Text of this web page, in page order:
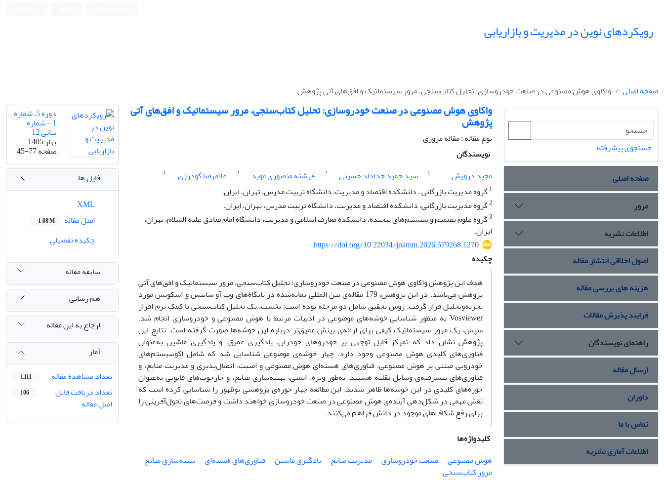
رویکردهای نوین در مدیریت و بازاریابی
صفحه اصلی واکاوی هوش مصنوعی در صنعت خودروسازی: تحلیل کتاب‌سنجی، مرور سیستماتیک و افق‌های آتی پژوهش
واکاوی هوش مصنوعی در صنعت خودروسازی: تحلیل کتاب‌سنجی، مرور سیستماتیک و افق‌های آتی
پژوهش
نوع مقاله : مقاله مروری
نویسندگان
مجید درویش
1 سید حمید خداداد حسینی 2 فرشته منصوری موید 2 غلامرضا گودرزی
3
1گروه مدیریت بازرگانی ، دانشکده اقتصاد و مدیریت، دانشگاه تربیت مدرس، تهران، ایران.
2گروه مدیریت بازرگانی، دانشکده اقتصاد و مدیریت، دانشگاه تربیت مدرس، تهران، ایران.
3گروه علوم تصمیم و سیستم‌های پیچیده، دانشکده معارف اسلامی و مدیریت، دانشگاه امام صادق علیه السلام، تهران،
ایران.
https://doi.org/10.22034/jnamm.2026.579268.1270
چکیده
هدف این پژوهش واکاوی هوش مصنوعی در صنعت خودروسازی: تحلیل کتاب‌سنجی، مرور سیستماتیک و افق‌های آتی
پژوهش می‌باشد. در این پژوهش، 179 مقاله‌ی بین المللی نمایه‌شده در پایگاه‌های وب آو ساینس و اسکوپس مورد
تجزیه‌وتحلیل قرار گرفت. روش تحقیق شامل دو مرحله بوده است: نخست، یک تحلیل کتاب‌سنجی با کمک نرم افزار
Vosviewer به منظور شناسایی خوشه‌های موضوعی در ادبیات مرتبط با هوش مصنوعی و خودروسازی انجام شد.
سپس، یک مرور سیستماتیک کیفی برای ارائه‌ی بینش عمیق‌تر درباره این خوشه‌ها صورت گرفته است. نتایج این
پژوهش نشان داد که تمرکز قابل توجهی بر خودروهای خودران، یادگیری عمیق، و یادگیری ماشین به‌عنوان
فناوری‌های کلیدی هوش مصنوعی وجود دارد. چهار خوشه‌ی موضوعی شناسایی شد که شامل اکوسیستم‌های
خودرویی مبتنی بر هوش مصنوعی، فناوری‌های هسته‌ای هوش مصنوعی و امنیت، اتصال‌پذیری و مدیریت منابع، و
فناوری‌های پیشرفته‌ی وسایل نقلیه هستند. به‌طور ویژه، ایمنی، بهینه‌سازی منابع، و چارچوب‌های قانونی به‌عنوان
حوزه‌های کلیدی در این خوشه‌ها ظاهر شدند. این مطالعه چهار حوزه‌ی پژوهشی نوظهور را شناسایی کرده است که
نقش مهمی در شکل‌دهی آینده‌ی هوش مصنوعی در صنعت خودروسازی خواهند داشت و فرصت‌های تحول‌آفرینی را
برای رفع شکاف‌های موجود در دانش فراهم می‌کنند.
کلیدواژه‌ها
هوش مصنوعی
صنعت خودروسازی مدیریت منابع یادگیری ماشین فناوری‌های هسته‌ای
بهینه‌سازی منابع
مرور کتاب‌سنجی
دوره 5، شماره
1 - شماره
پیاپی 12
بهار 1405
صفحه45-77
فایل ها
اصل مقاله
1.08 M
چکیده تفصیلی
سابقه مقاله
هم رسانی
ارجاع به این مقاله
آمار
تعداد مشاهده مقاله
1,111
تعداد دریافت فایل
اصل مقاله
106
جستجوی پیشرفته
صفحه اصلی
مرور
اطلاعات نشریه
اصول اخلاقی انتشار مقاله
هزینه های بررسی مقاله
فرایند پذیرش مقالات
راهنمای نویسندگان
ارسال مقاله
داوران
تماس با ما
اطلاعات آماری نشریه